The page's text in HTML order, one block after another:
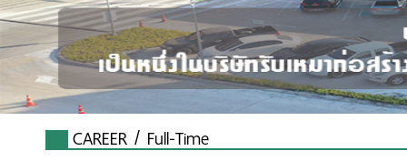
CAREER / Full-Time